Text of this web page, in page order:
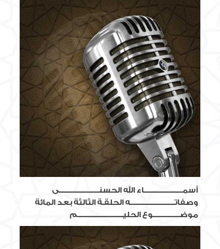
أسمــــــــــــــــــــــــــاء الله الحسنـــــــــــــــــــــــــــى
وصفاتــــــــــــــــــــــــــــــه الحلقـة الثالثة بعد المائة
موضــــــــــــــــــوع الحليـــــــــــــــــــــــــــــــم